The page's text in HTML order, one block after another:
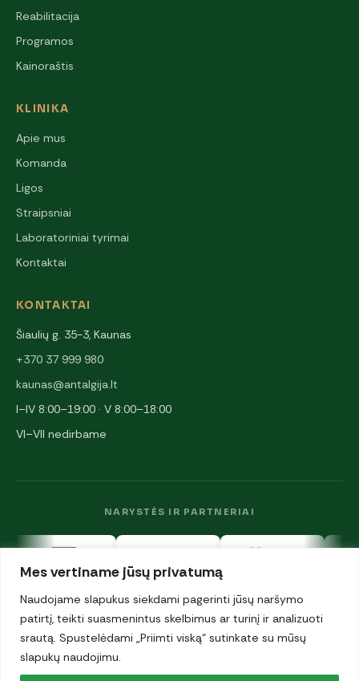
Mes vertiname jūsų privatumą
Naudojame slapukus siekdami pagerinti jūsų naršymo
patirtį, teikti suasmenintus skelbimus ar turinį ir analizuoti
srautą. Spustelėdami „Priimti viską“ sutinkate su mūsų
slapukų naudojimu.
Reabilitacija
Programos
Kainoraštis
KLINIKA
Apie mus
Komanda
Ligos
Straipsniai
Laboratoriniai tyrimai
Kontaktai
KONTAKTAI
Šiaulių g. 35-3, Kaunas
+370 37 999 980
kaunas@antalgija.lt
I–IV 8:00–19:00 · V 8:00–18:00
VI–VII nedirbame
NARYSTĖS IR PARTNERIAI
© 2026 UAB „Antalgija". Visos teisės saugomos.